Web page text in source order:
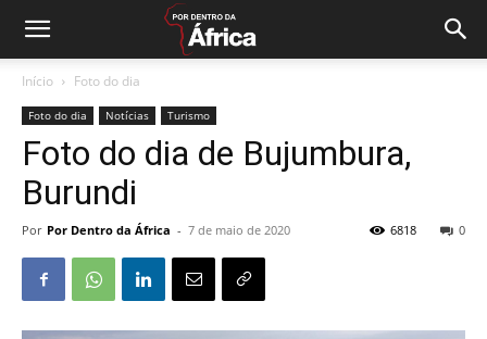
Início Foto do dia
Foto do dia Notícias Turismo
Foto do dia de Bujumbura,
Burundi
Por Por Dentro da África - 7 de maio de 2020 0
6818